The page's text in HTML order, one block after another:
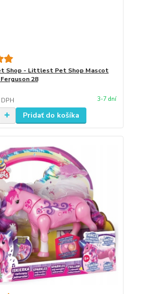
Shop - Littlest Pet Shop Mascot
28
3-7 dní
Pridať do košíka